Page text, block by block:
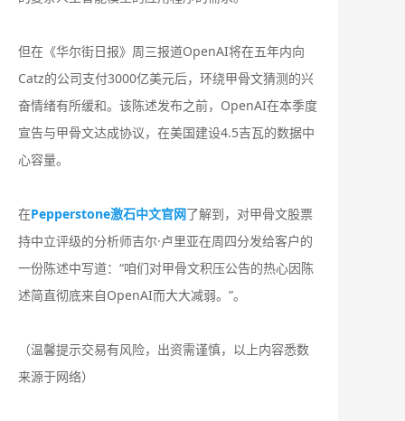
但在《华尔街日报》周三报道OpenAI将在五年内向
Catz的公司支付3000亿美元后，环绕甲骨文猜测的兴
奋情绪有所缓和。该陈述发布之前，OpenAI在本季度
宣告与甲骨文达成协议，在美国建设4.5吉瓦的数据中
心容量。
在Pepperstone激石中文官网了解到，对甲骨文股票
持中立评级的分析师吉尔·卢里亚在周四分发给客户的
一份陈述中写道：“咱们对甲骨文积压公告的热心因陈
述简直彻底来自OpenAI而大大减弱。”。
（温馨提示交易有风险，出资需谨慎，以上内容悉数
来源于网络）